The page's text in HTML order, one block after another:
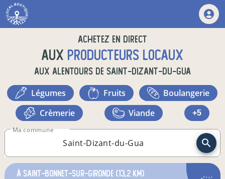
Achetez en direct
auxproducteurs locaux
aux alentours de Saint-Dizant-du-Gua
légumes fruits
boulangerie
crèmerie
viande +5
Ma commune
à Saint-Bonnet-sur-Gironde (13,2 km)